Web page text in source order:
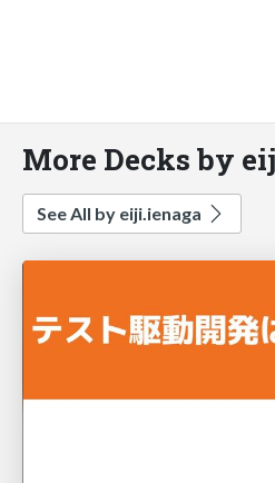
More Decks by
See All by eiji.ienaga